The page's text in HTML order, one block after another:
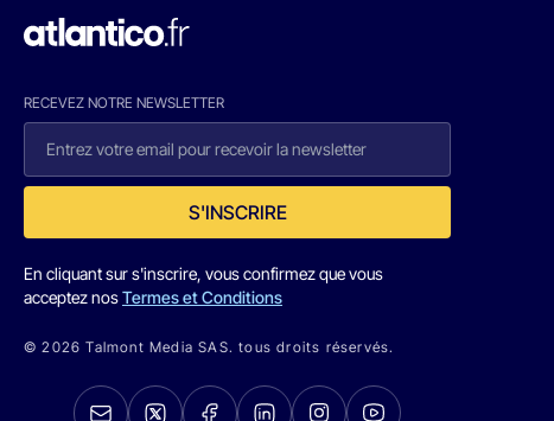
RECEVEZ NOTRE NEWSLETTER
S'INSCRIRE
En cliquant sur s'inscrire, vous confirmez que vous
acceptez nosTermes et Conditions
© 2026 Talmont Media SAS. tous droits réservés.